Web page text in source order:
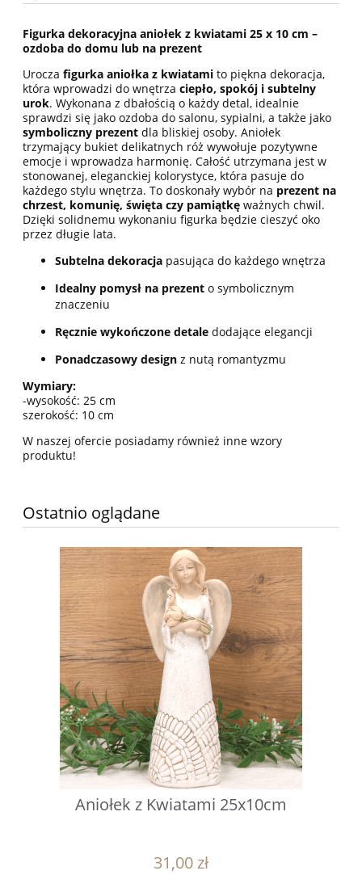
Figurka dekoracyjna aniołek z kwiatami 25 x 10 cm –
ozdoba do domu lub na prezent
Urocza figurka aniołka z kwiatami to piękna dekoracja,
która wprowadzi do wnętrza ciepło, spokój i subtelny
urok. Wykonana z dbałością o każdy detal, idealnie
sprawdzi się jako ozdoba do salonu, sypialni, a także jako
symboliczny prezent dla bliskiej osoby. Aniołek
trzymający bukiet delikatnych róż wywołuje pozytywne
emocje i wprowadza harmonię. Całość utrzymana jest w
stonowanej, eleganckiej kolorystyce, która pasuje do
każdego stylu wnętrza. To doskonały wybór na prezent na
chrzest, komunię, święta czy pamiątkę ważnych chwil.
Dzięki solidnemu wykonaniu figurka będzie cieszyć oko
przez długie lata.
Subtelna dekoracja pasująca do każdego wnętrza
Idealny pomysł na prezent o symbolicznym
znaczeniu
Ręcznie wykończone detale dodające elegancji
Ponadczasowy design z nutą romantyzmu
Wymiary:
-wysokość: 25 cm
szerokość: 10 cm
W naszej ofercie posiadamy również inne wzory
produktu!
Ostatnio oglądane
Aniołek z Kwiatami 25x10cm
31,00 zł